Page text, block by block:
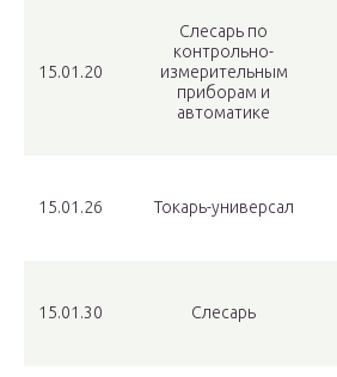
15.01.20
Слесарь по
контрольно-
измерительным
приборам и
автоматике
15.01.26 Токарь-универсал
15.01.30 Слесарь